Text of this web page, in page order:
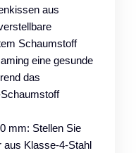
aus
Schaumstoff
eine gesunde
das
mm: Stellen Sie
aus Klasse-4-Stahl